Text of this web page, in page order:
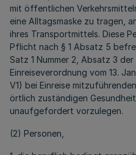
mit öffentlichen
eine Alltagsmaske zu tragen,
ihres Transportmittels. Diese
Pflicht nach § 1 Absatz 5
Satz 1 Nummer 2, Absatz 3
Einreiseverordnung vom 13.
V1) bei Einreise
örtlich zuständigen
unaufgefordert vorzulegen.
(2) Personen,